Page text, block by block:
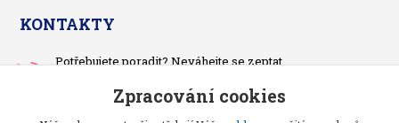
KONTAKTY
Potřebujete poradit? Neváhejte se zeptat.
Po-čt, po 13 hodiněZpracování cookies